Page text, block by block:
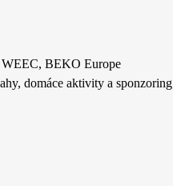
WEEC, BEKO Europe
domáce aktivity a sponzoring